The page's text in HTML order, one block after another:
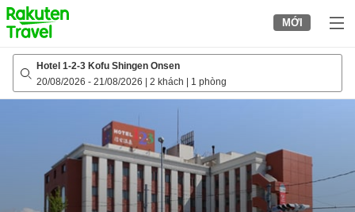
to
top
page
MỚI
Hotel 1-2-3 Kofu Shingen Onsen
20/08/2026 - 21/08/2026 2 khách 1 phòng